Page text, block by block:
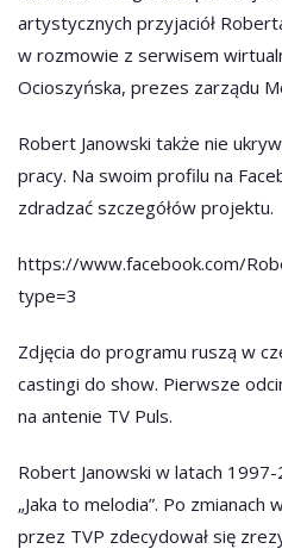
artystycznych przyjaciół
w rozmowie z serwisem
Ocioszyńska, prezes zarządu
Robert Janowski także nie
pracy. Na swoim profilu na
zdradzać szczegółów projektu.
https://www.facebook.com/
type=3
Zdjęcia do programu ruszą w
castingi do show. Pierwsze
na antenie TV Puls.
Robert Janowski w latach
„Jaka to melodia”. Po
przez TVP zdecydował się